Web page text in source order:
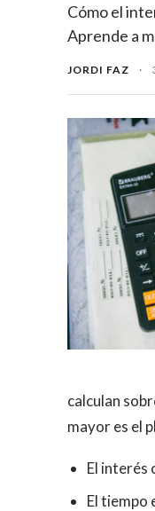
Cómo el
Aprende a
JORDI FAZ ·
calculan
mayor es el
El interés
El tiempo